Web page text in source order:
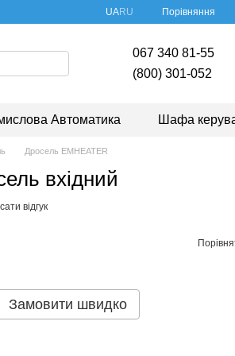
UARU Порівняння
067 340 81-55
(800) 301-052
Автоматика Шафа
Дросель EMHEATER
вхідний
відгук
Замовити швидко